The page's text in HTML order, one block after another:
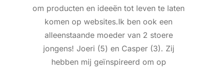
om producten en ideeën tot leven te laten
komen op websites.Ik ben ook een
alleenstaande moeder van 2 stoere
jongens! Joeri (5) en Casper (3). Zij
hebben mij geïnspireerd om op